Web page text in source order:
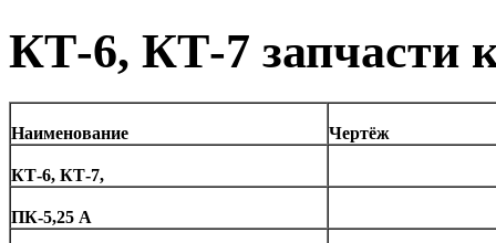
КТ-6, КТ-7 запчасти
Наименование Чертёж
КТ-6, КТ-7,
ПК-5,25 А